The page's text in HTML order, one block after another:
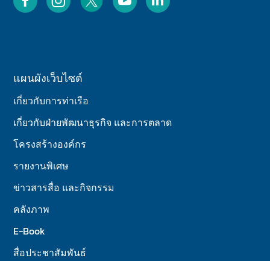
แผนผังเว็บไซต์
เกี่ยวกับการท่าเรือ
เกี่ยวกับฝ่ายพัฒนาธุรกิจ และการตลาด
โครงสร้างองค์กร
รายงานพิเศษ
ข่าวสารสื่อ และกิจกรรม
คลังภาพ
E-Book
สื่อประชาสัมพันธ์